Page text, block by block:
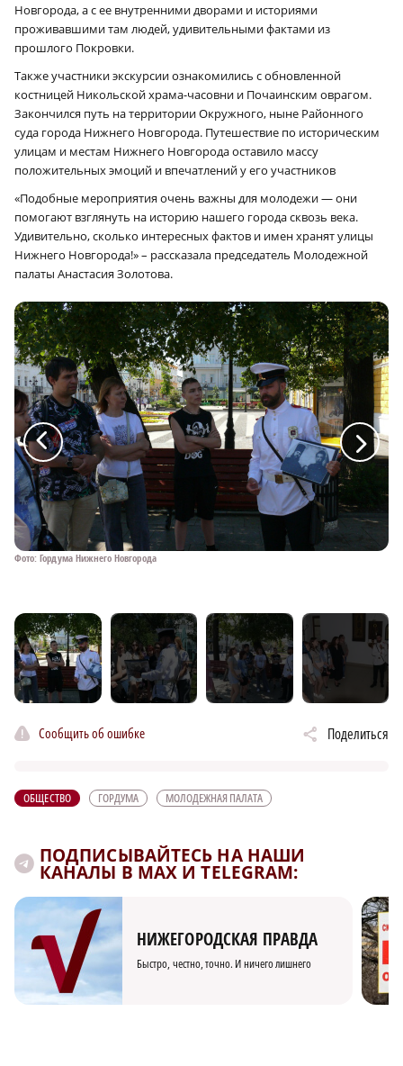
Новгорода, а с ее внутренними дворами и историями
проживавшими там людей, удивительными фактами из
прошлого Покровки.
Также участники экскурсии ознакомились с обновленной
костницей Никольской храма-часовни и Почаинским оврагом.
Закончился путь на территории Окружного, ныне Районного
суда города Нижнего Новгорода. Путешествие по историческим
улицам и местам Нижнего Новгорода оставило массу
положительных эмоций и впечатлений у его участников
«Подобные мероприятия очень важны для молодежи — они
помогают взглянуть на историю нашего города сквозь века.
Удивительно, сколько интересных фактов и имен хранят улицы
Нижнего Новгорода!» – рассказала председатель Молодежной
палаты Анастасия Золотова.
Фото: Гордума Нижнего Новгорода
a a
Сообщить об ошибке Поделиться
ОБЩЕСТВО ГОРДУМА МОЛОДЕЖНАЯ ПАЛАТА
ПОДПИСЫВАЙТЕСЬ НА НАШИ
КАНАЛЫ В MAX И TELEGRAM:
НИЖЕГОРОДСКАЯ ПРАВДА
Быстро, честно, точно. И ничего лишнего